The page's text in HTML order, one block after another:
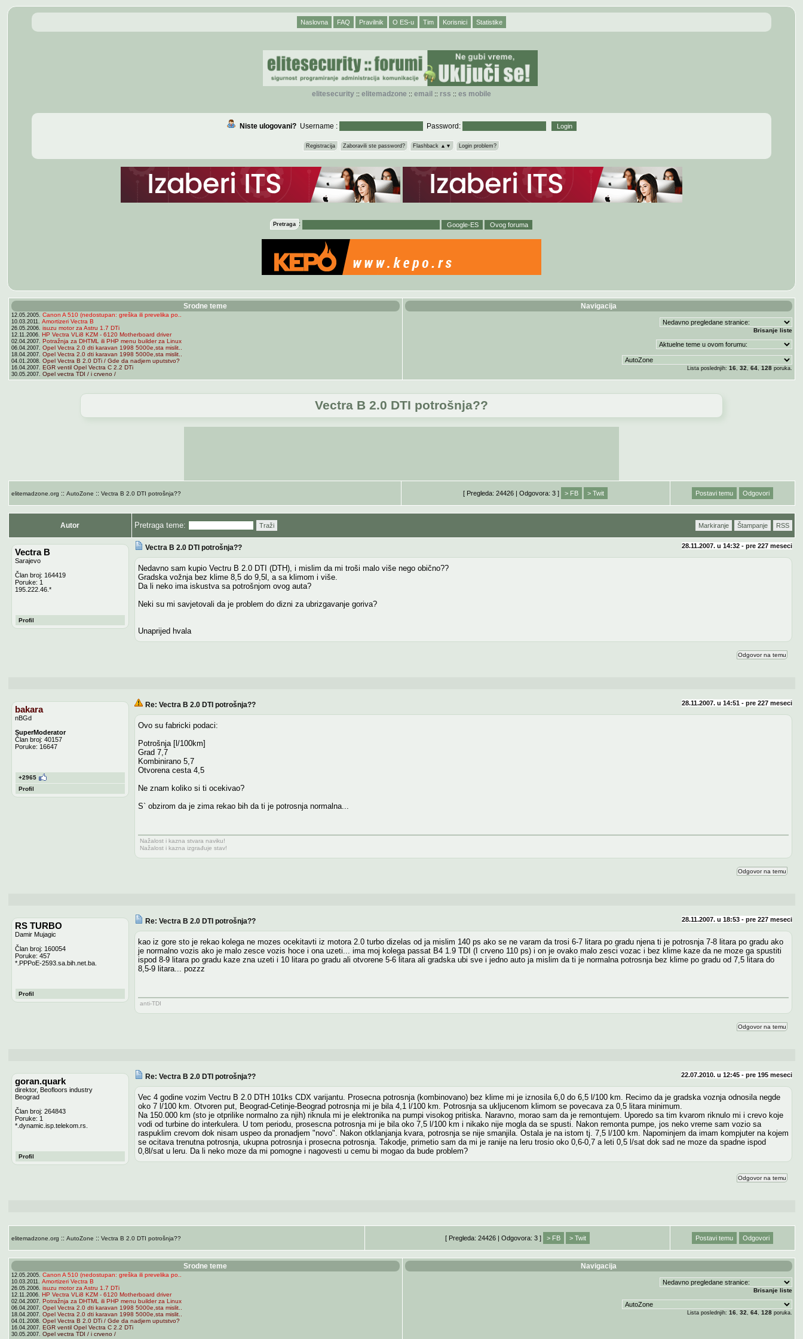
Naslovna FAQ Pravilnik O ES-u Tim Korisnici Statistike
elitesecurity:: elitemadzone :: email :: rss :: es mobile
Niste ulogovani?Username : Password:
Registracija Zaboravili ste password? Flashback ▲▼ Login problem?
Pretraga :
Srodne teme
12.05.2005. Canon A 510 (nedostupan: greška ili prevelika po..
10.03.2011. Amortizeri Vectra B
26.05.2006. isuzu motor za Astru 1.7 DTi
12.11.2006. HP Vectra VLi8 KZM - 6120 Motherboard driver
02.04.2007. Potražnja za DHTML ili PHP menu builder za Linux
06.04.2007. Opel Vectra 2.0 dti karavan 1998 5000e,sta mislit..
18.04.2007. Opel Vectra 2.0 dti karavan 1998 5000e,sta mislit..
04.01.2008. Opel Vectra B 2.0 DTi / Gde da nadjem uputstvo?
16.04.2007. EGR ventil Opel Vectra C 2.2 DTi
30.05.2007. Opel vectra TDI / i crveno /
Navigacija
Brisanje liste
Lista poslednjih: 16, 32 64, 128poruka.
Vectra B 2.0 DTI potrošnja??
elitemadzone.org :: AutoZone :: Vectra B 2.0 DTI potrošnja?? [ Pregleda: 24426 | Odgovora: 3 ] > FB > Twit Postavi temu Odgovori
Autor Pretraga teme: Traži Markiranje Štampanje RSS
Vectra B
Sarajevo
Član broj: 164419
Poruke: 1
195.222.46.*
Profil
Vectra B 2.0 DTI potrošnja?? 28.11.2007. u 14:32 - pre 227 meseci
Nedavno sam kupio Vectru B 2.0 DTI (DTH), i mislim da mi troši malo više nego obično??
Gradska vožnja bez klime 8,5 do 9,5l, a sa klimom i više.
Da li neko ima iskustva sa potrošnjom ovog auta?
Neki su mi savjetovali da je problem do dizni za ubrizgavanje goriva?
Unaprijed hvala
Odgovor na temu
bakara
nBGd
SuperModerator
Član broj: 40157
Poruke: 16647
+2965
Profil
Re: Vectra B 2.0 DTI potrošnja?? 28.11.2007. u 14:51 - pre 227 meseci
Ovo su fabricki podaci:
Potrošnja [l/100km]
Grad 7,7
Kombinirano 5,7
Otvorena cesta 4,5
Ne znam koliko si ti ocekivao?
S` obzirom da je zima rekao bih da ti je potrosnja normalna...
Nažalost i kazna stvara naviku!
Nažalost i kazna izgrađuje stav!
Odgovor na temu
RS TURBO
Damir Mujagic
Član broj: 160054
Poruke: 457
*.PPPoE-2593.sa.bih.net.ba.
Profil
Re: Vectra B 2.0 DTI potrošnja?? 28.11.2007. u 18:53 - pre 227 meseci
kao iz gore sto je rekao kolega ne mozes ocekitavti iz motora 2.0 turbo dizelas od ja mislim 140 ps ako se ne varam da trosi 6-7 litara po gradu njena ti je potrosnja 7-8 litara po gradu ako
je normalno vozis ako je malo zesce vozis hoce i ona uzeti... ima moj kolega passat B4 1.9 TDI (I crveno 110 ps) i on je ovako malo zesci vozac i bez klime kaze da ne moze ga spustiti
ispod 8-9 litara po gradu kaze zna uzeti i 10 litara po gradu ali otvorene 5-6 litara ali gradska ubi sve i jedno auto ja mislim da ti je normalna potrosnja bez klime po gradu od 7,5 litara do
8,5-9 litara... pozzz
anti-TDI
Odgovor na temu
goran.quark
direktor, Beofloors industry
Beograd
Član broj: 264843
Poruke: 1
*.dynamic.isp.telekom.rs.
Profil
Re: Vectra B 2.0 DTI potrošnja?? 22.07.2010. u 12:45 - pre 195 meseci
Vec 4 godine vozim Vectru B 2.0 DTH 101ks CDX varijantu. Prosecna potrosnja (kombinovano) bez klime mi je iznosila 6,0 do 6,5 l/100 km. Recimo da je gradska voznja odnosila negde
oko 7 l/100 km. Otvoren put, Beograd-Cetinje-Beograd potrosnja mi je bila 4,1 l/100 km. Potrosnja sa ukljucenom klimom se povecava za 0,5 litara minimum.
Na 150.000 km (sto je otprilike normalno za njih) riknula mi je elektronika na pumpi visokog pritiska. Naravno, morao sam da je remontujem. Uporedo sa tim kvarom riknulo mi i crevo koje
vodi od turbine do interkulera. U tom periodu, prosescna potrosnja mi je bila oko 7,5 l/100 km i nikako nije mogla da se spusti. Nakon remonta pumpe, jos neko vreme sam vozio sa
raspuklim crevom dok nisam uspeo da pronadjem "novo". Nakon otklanjanja kvara, potrosnja se nije smanjila. Ostala je na istom tj. 7,5 l/100 km. Napominjem da imam kompjuter na kojem
se ocitava trenutna potrosnja, ukupna potrosnja i prosecna potrosnja. Takodje, primetio sam da mi je ranije na leru trosio oko 0,6-0,7 a leti 0,5 l/sat dok sad ne moze da spadne ispod
0,8l/sat u leru. Da li neko moze da mi pomogne i nagovesti u cemu bi mogao da bude problem?
Odgovor na temu
elitemadzone.org :: AutoZone :: Vectra B 2.0 DTI potrošnja?? [ Pregleda: 24426 | Odgovora: 3 ] > FB > Twit Postavi temu Odgovori
Srodne teme
12.05.2005. Canon A 510 (nedostupan: greška ili prevelika po..
10.03.2011. Amortizeri Vectra B
26.05.2006. isuzu motor za Astru 1.7 DTi
12.11.2006. HP Vectra VLi8 KZM - 6120 Motherboard driver
02.04.2007. Potražnja za DHTML ili PHP menu builder za Linux
06.04.2007. Opel Vectra 2.0 dti karavan 1998 5000e,sta mislit..
18.04.2007. Opel Vectra 2.0 dti karavan 1998 5000e,sta mislit..
04.01.2008. Opel Vectra B 2.0 DTi / Gde da nadjem uputstvo?
16.04.2007. EGR ventil Opel Vectra C 2.2 DTi
30.05.2007. Opel vectra TDI / i crveno /
Navigacija
Brisanje liste
Lista poslednjih: 16, 32 64, 128poruka.